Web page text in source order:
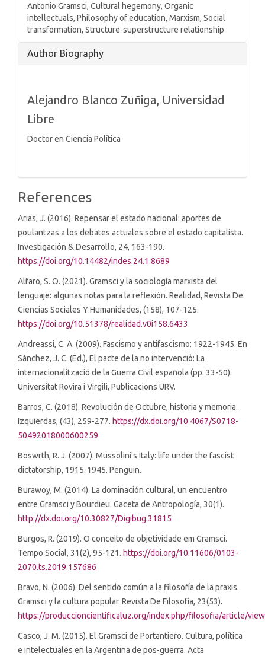
Antonio Gramsci, Cultural hegemony, Organic
intellectuals, Philosophy of education, Marxism, Social
transformation, Structure-superstructure relationship
Article
Author Biography
Alejandro Blanco Zuñiga, Universidad
Libre
Doctor en Ciencia Política
References
Arias, J. (2016). Repensar el estado nacional: aportes de
poulantzas a los debates actuales sobre el estado capitalista.
Investigación & Desarrollo, 24, 163-190.
https://doi.org/10.14482/indes.24.1.8689
Alfaro, S. O. (2021). Gramsci y la sociología marxista del
lenguaje: algunas notas para la reflexión. Realidad, Revista De
Ciencias Sociales Y Humanidades, (158), 107-125.
https://doi.org/10.51378/realidad.v0i158.6433
Andreassi, C. A. (2009). Fascismo y antifascismo: 1922-1945. En
Sánchez, J. C. (Ed.), El pacte de la no intervenció: La
internacionalització de la Guerra Civil española (pp. 33-50).
Universitat Rovira i Virgili, Publicacions URV.
Barros, C. (2018). Revolución de Octubre, historia y memoria.
Izquierdas, (43), 259-277. https://dx.doi.org/10.4067/S0718-
50492018000600259
Boswrth, R. J. (2007). Mussolini's Italy: life under the fascist
dictatorship, 1915-1945. Penguin.
Burawoy, M. (2014). La dominación cultural, un encuentro
entre Gramsci y Bourdieu. Gaceta de Antropología, 30(1).
http://dx.doi.org/10.30827/Digibug.31815
Burgos, R. (2019). O conceito de objetividade em Gramsci.
Tempo Social, 31(2), 95-121. https://doi.org/10.11606/0103-
2070.ts.2019.157686
Bravo, N. (2006). Del sentido común a la filosofía de la praxis.
Gramsci y la cultura popular. Revista De Filosofía, 23(53).
https://produccioncientificaluz.org/index.php/filosofia/article/
Casco, J. M. (2015). El Gramsci de Portantiero. Cultura, política
e intelectuales en la Argentina de pos-guerra. Acta